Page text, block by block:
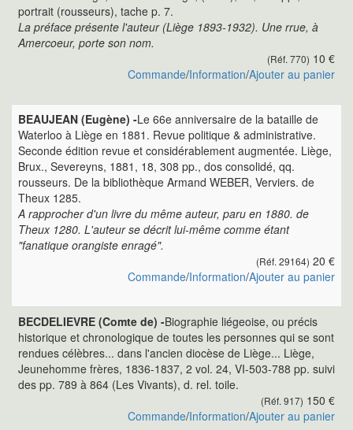
portrait (rousseurs), tache p. 7.
La préface présente l'auteur (Liège 1893-1932). Une rrue, à
Amercoeur, porte son nom.
(Réf. 770) 10 €
Commande/Information/Ajouter au panier
BEAUJEAN (Eugène) -Le 66e anniversaire de la bataille de
Waterloo à Liège en 1881. Revue politique & administrative.
Seconde édition revue et considérablement augmentée. Liège,
Brux., Severeyns, 1881, 18, 308 pp., dos consolidé, qq.
rousseurs. De la bibliothèque Armand WEBER, Verviers. de
Theux 1285.
A rapprocher d'un livre du même auteur, paru en 1880. de
Theux 1280. L'auteur se décrit lui-même comme étant
"fanatique orangiste enragé".
(Réf. 29164) 20 €
Commande/Information/Ajouter au panier
BECDELIEVRE (Comte de) -Biographie liégeoise, ou précis
historique et chronologique de toutes les personnes qui se sont
rendues célèbres... dans l'ancien diocèse de Liège... Liège,
Jeunehomme frères, 1836-1837, 2 vol. 24, VI-503-788 pp. suivi
des pp. 789 à 864 (Les Vivants), d. rel. toile.
(Réf. 917) 150 €
Commande/Information/Ajouter au panier